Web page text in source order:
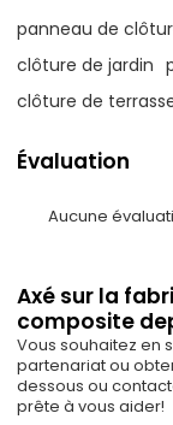
panneau de
clôture de jardin
clôture de
Évaluation
Aucune
Axé sur la
composite
Vous souhaitez en
partenariat ou
dessous ou
prête à vous aider!